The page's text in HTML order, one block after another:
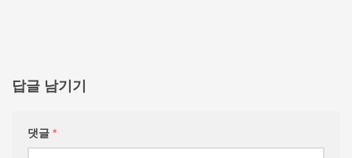
답글 남기기
댓글 *